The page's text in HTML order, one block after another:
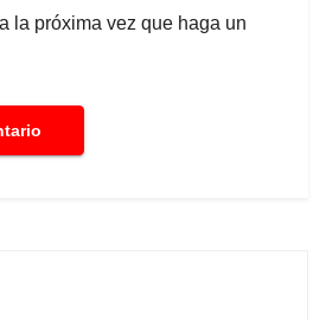
la próxima vez que haga un